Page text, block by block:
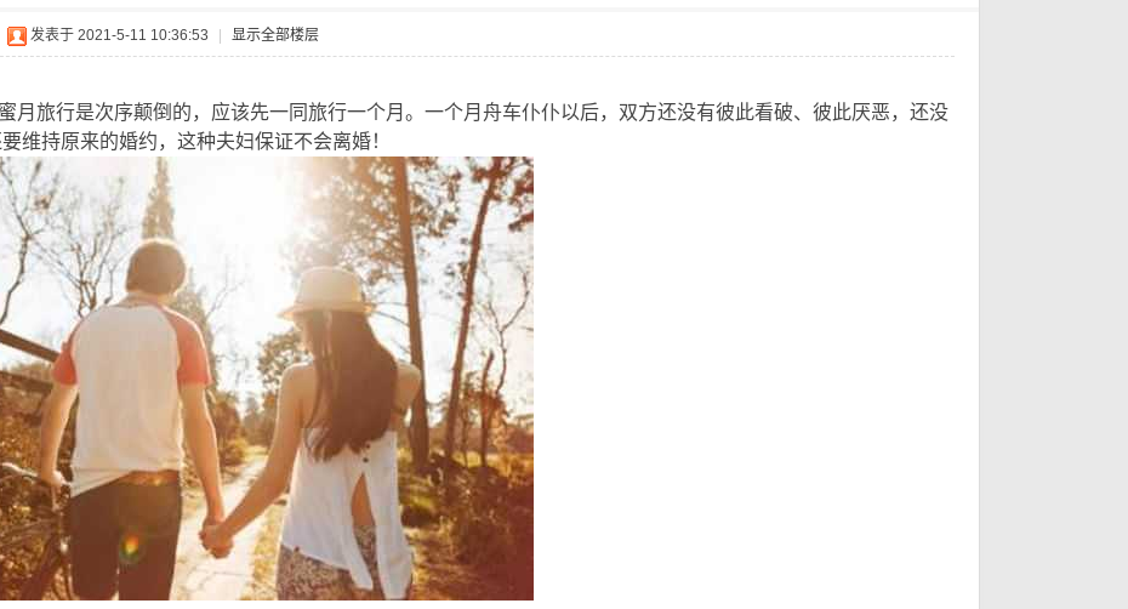
发表于 2021-5-11 10:36:53 显示全部楼层
旅行是次序颠倒的，应该先一同旅行一个月。一个月舟车仆仆以后，双方还没有彼此看破、彼此厌恶，还没
维持原来的婚约，这种夫妇保证不会离婚！